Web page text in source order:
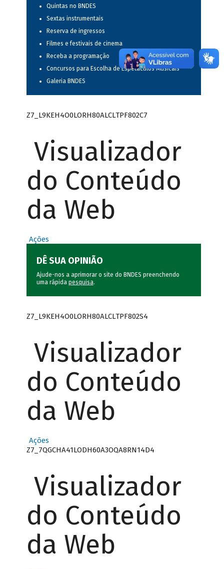
Quintas no BNDES
Sextas instrumentais
Reserva de ingressos
Filmes e festivais de cinema
Receba a programação
Concursos para Escolha de Espetáculos Musicais
Galeria BNDES
Z7_L9KEH4O0LORH80ALCLTPF802C7
Visualizador
do Conteúdo
da Web
Ações
DÊ SUA OPINIÃO
Ajude-nos a aprimorar o site do BNDES preenchendo
uma rápida pesquisa.
Z7_L9KEH4O0LORH80ALCLTPF802S4
Visualizador
do Conteúdo
da Web
Ações
Z7_7QGCHA41LODH60A3OQA8RN14D4
Visualizador
do Conteúdo
da Web